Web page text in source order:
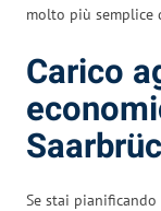
molto più semplice
Carico
Se stai